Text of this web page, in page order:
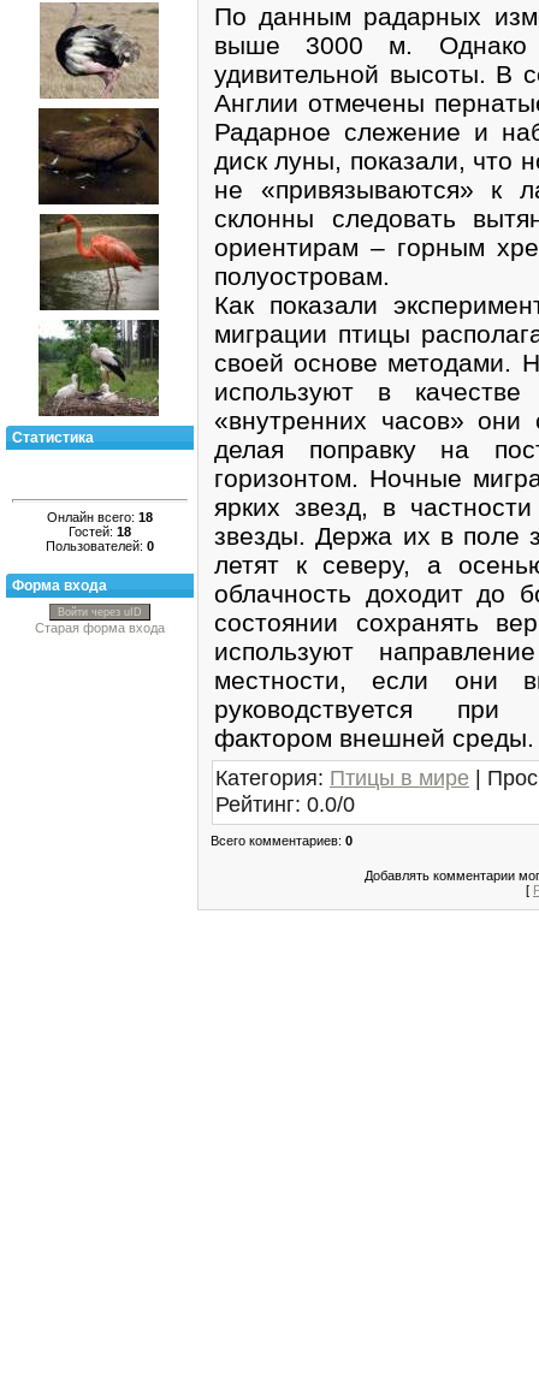
Статистика
Онлайн всего: 18
Гостей: 18
Пользователей: 0
Форма входа
Войти через uID
Старая форма входа
По данным радарных
выше 3000 м. Однако
удивительной высоты. В
Англии отмечены
Радарное слежение и
диск луны, показали, что
не «привязываются» к
склонны следовать
ориентирам – горным
полуостровам.
Как показали
миграции птицы
своей основе методами.
используют в
«внутренних часов» они
делая поправку на
горизонтом. Ночные
ярких звезд, в
звезды. Держа их в поле
летят к северу, а
облачность доходит до
состоянии сохранять
используют
местности, если они
руководствуется при
фактором внешней среды.
Категория: Птицы в мире |
Рейтинг: 0.0/0
Всего комментариев: 0
Добавлять комментарии
[